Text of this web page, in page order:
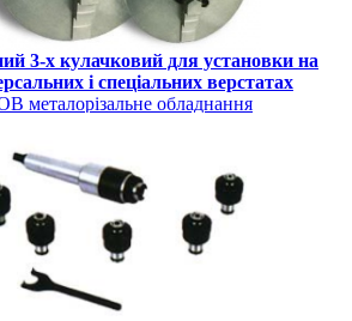
3-х кулачковий для установки на
і спеціальних верстатах
металорізальне обладнання